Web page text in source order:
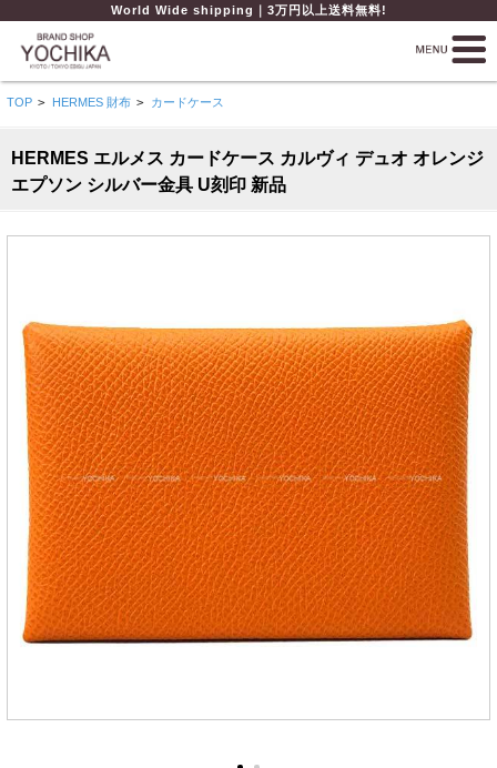
World Wide shipping｜3万円以上送料無料!
TOP > HERMES 財布 > カードケース
HERMES エルメス カードケース カルヴィ デュオ オレンジ
エプソン シルバー金具 U刻印 新品